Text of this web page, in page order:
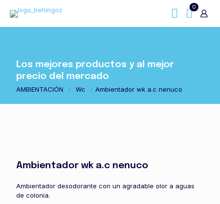
0
Los mejores productos y al mejor
precio del mercado
AMBIENTACIÓN / Wc / Ambientador wk a.c nenuco
Ambientador wk a.c nenuco
Ambientador desodorante con un agradable olor a aguas
de colonia.